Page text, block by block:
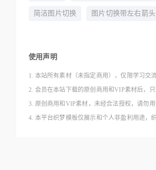
简洁图片切换 图片切换带左右箭头
使用声明
1. 本站所有素材（未指定商用），仅限学习交流
2. 会员在本站下载的原创商用和VIP素材后，
3. 原创商用和VIP素材，未经合法授权，请勿
4. 本平台织梦模板仅展示和个人非盈利用途，